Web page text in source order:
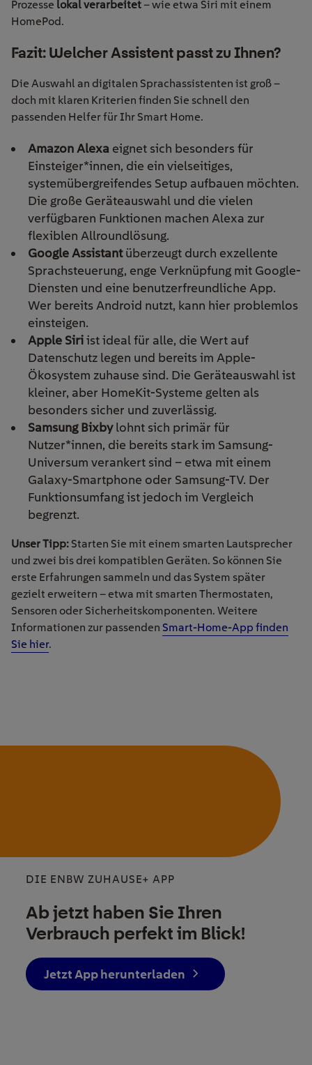
Prozesse lokal verarbeitet– wie etwa Siri mit einem
HomePod.
Fazit: Welcher Assistent passt zu Ihnen?
Die Auswahl an digitalen Sprachassistenten ist groß –
doch mit klaren Kriterien finden Sie schnell den
passenden Helfer für Ihr Smart Home.
Amazon Alexa eignet sich besonders für
Einsteiger*innen, die ein vielseitiges,
systemübergreifendes Setup aufbauen möchten.
Die große Geräteauswahl und die vielen
verfügbaren Funktionen machen Alexa zur
flexiblen Allroundlösung.
Google Assistantüberzeugt durch exzellente
Sprachsteuerung, enge Verknüpfung mit Google-
Diensten und eine benutzerfreundliche App.
Wer bereits Android nutzt, kann hier problemlos
einsteigen.
Apple Siriist ideal für alle, die Wert auf
Datenschutz legen und bereits im Apple-
Ökosystem zuhause sind. Die Geräteauswahl ist
kleiner, aber HomeKit-Systeme gelten als
besonders sicher und zuverlässig.
Samsung Bixbylohnt sich primär für
Nutzer*innen, die bereits stark im Samsung-
Universum verankert sind – etwa mit einem
Galaxy-Smartphone oder Samsung-TV. Der
Funktionsumfang ist jedoch im Vergleich
begrenzt.
Unser Tipp: Starten Sie mit einem smarten Lautsprecher
und zwei bis drei kompatiblen Geräten. So können Sie
erste Erfahrungen sammeln und das System später
gezielt erweitern – etwa mit smarten Thermostaten,
Sensoren oder Sicherheitskomponenten. Weitere
Informationen zur passenden Smart-Home-App finden
Sie hier.
DIE ENBW ZUHAUSE+ APP
Ab jetzt haben Sie Ihren
Verbrauch perfekt im Blick!
Jetzt App herunterladen